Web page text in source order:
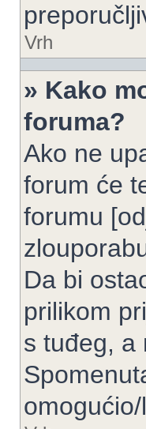
Vrh
» Kako
foruma?
Ako ne
forum će
forumu
Da bi
prilikom
s tuđeg, a
omogućio/